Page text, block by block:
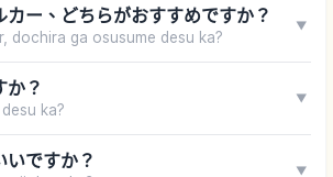
カー、どちらがおすすめですか？
dochira ga osusume desu ka?
▼
か？
ka?
▼
いですか？ ▼